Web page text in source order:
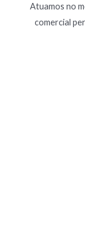
Atuamos no
comercial